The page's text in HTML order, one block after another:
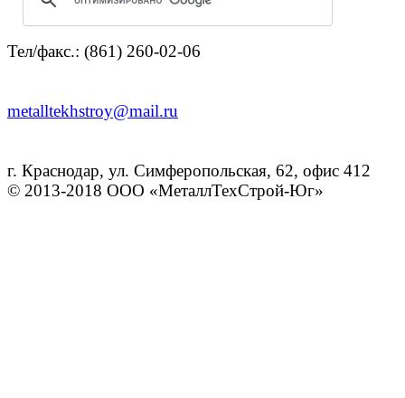
Тел/факс.: (861) 260-02-06
metalltekhstroy@mail.ru
г. Краснодар, ул. Симферопольская, 62, офис 412
© 2013-2018 ООО «МеталлТехСтрой-Юг»